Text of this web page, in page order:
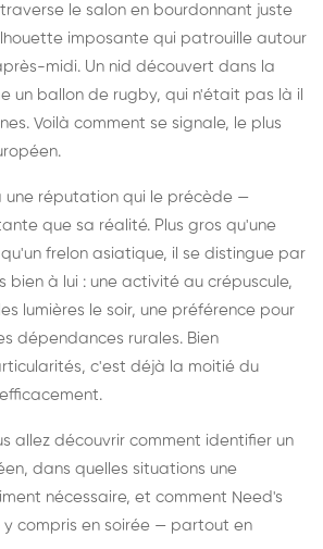
le salon en bourdonnant juste
imposante qui patrouille autour
midi. Un nid découvert dans la
un ballon de rugby, qui n'était pas là il
Voilà comment se signale, le plus
une réputation qui le précède —
que sa réalité. Plus gros qu'une
frelon asiatique, il se distingue par
bien à lui : une activité au crépuscule,
lumières le soir, une préférence pour
dépendances rurales. Bien
c'est déjà la moitié du
allez découvrir comment identifier un
dans quelles situations une
nécessaire, et comment Need's
compris en soirée — partout en